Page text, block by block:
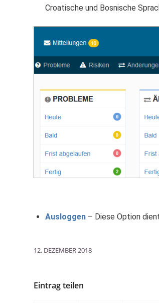
Croatische und Bosnische
Ausloggen – Diese Option
12. DEZEMBER 2018
Eintrag teilen